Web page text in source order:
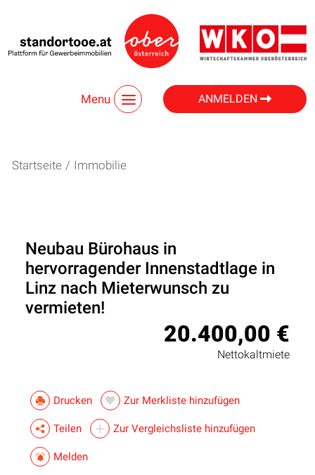
Menu ANMELDEN
Startseite / Immobilie
Neubau Bürohaus in
hervorragender Innenstadtlage in
Linz nach Mieterwunsch zu
vermieten!
20.400,00 €
Nettokaltmiete
Drucken Zur Merkliste hinzufügen
Teilen Zur Vergleichsliste hinzufügen
Melden